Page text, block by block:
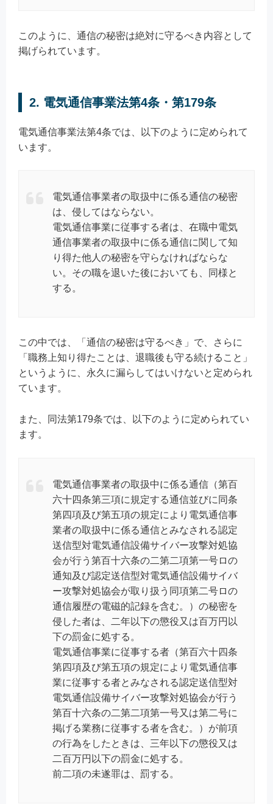
このように、通信の秘密は絶対に守るべき内容として
掲げられています。
2. 電気通信事業法第4条・第179条
電気通信事業法第4条では、以下のように定められて
います。
電気通信事業者の取扱中に係る通信の秘密
は、侵してはならない。
電気通信事業に従事する者は、在職中電気
通信事業者の取扱中に係る通信に関して知
り得た他人の秘密を守らなければならな
い。その職を退いた後においても、同様と
する。
この中では、「通信の秘密は守るべき」で、さらに
「職務上知り得たことは、退職後も守る続けること」
というように、永久に漏らしてはいけないと定められ
ています。
また、同法第179条では、以下のように定められてい
ます。
電気通信事業者の取扱中に係る通信（第百
六十四条第三項に規定する通信並びに同条
第四項及び第五項の規定により電気通信事
業者の取扱中に係る通信とみなされる認定
送信型対電気通信設備サイバー攻撃対処協
会が行う第百十六条の二第二項第一号ロの
通知及び認定送信型対電気通信設備サイバ
ー攻撃対処協会が取り扱う同項第二号ロの
通信履歴の電磁的記録を含む。）の秘密を
侵した者は、二年以下の懲役又は百万円以
下の罰金に処する。
電気通信事業に従事する者（第百六十四条
第四項及び第五項の規定により電気通信事
業に従事する者とみなされる認定送信型対
電気通信設備サイバー攻撃対処協会が行う
第百十六条の二第二項第一号又は第二号に
掲げる業務に従事する者を含む。）が前項
の行為をしたときは、三年以下の懲役又は
二百万円以下の罰金に処する。
前二項の未遂罪は、罰する。